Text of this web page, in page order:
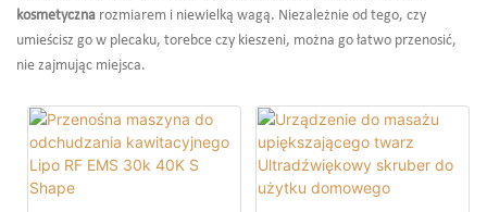
kosmetyczna rozmiarem i niewielką wagą. Niezależnie od tego, czy
umieścisz go w plecaku, torebce czy kieszeni, można go łatwo przenosić,
nie zajmując miejsca.